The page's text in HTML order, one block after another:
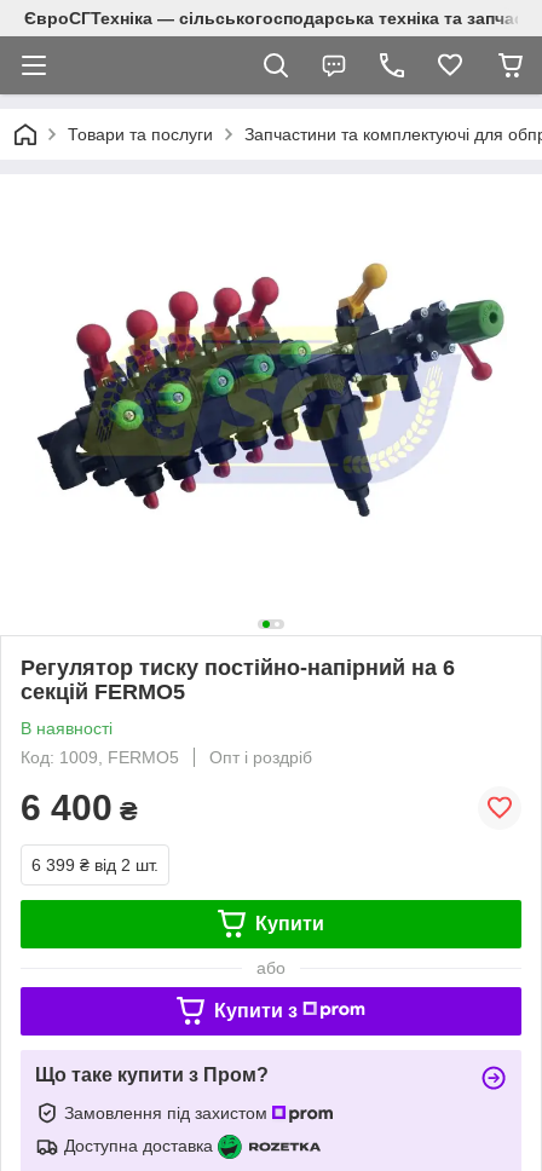
ЄвроСГТехніка — сільськогосподарська техніка та
Товари та послуги Запчастини та комплектуючі для
Регулятор тиску постійно-напірний на 6
секцій FERMO5
В наявності
Код: 1009, FERMO5
Опт і роздріб
6 400 ₴
6 399 ₴ від 2 шт.
Купити
або
Купити з
Що таке купити з Пром?
Замовлення під захистом
Доступна доставка